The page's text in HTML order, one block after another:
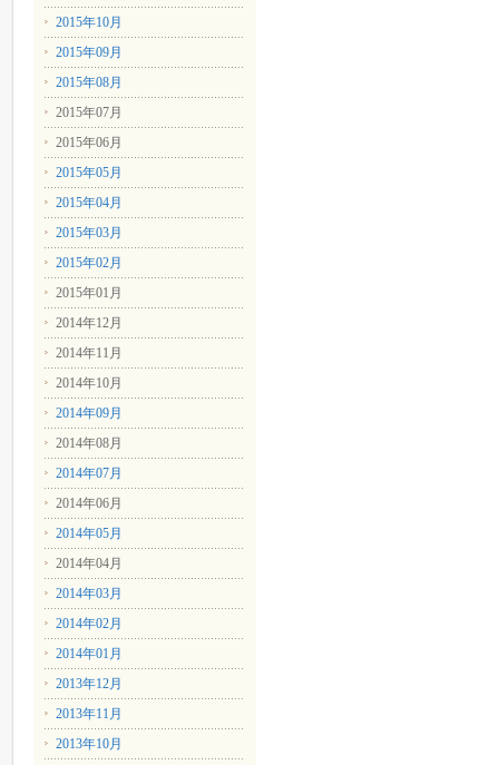
2015年10月
2015年09月
2015年08月
2015年07月
2015年06月
2015年05月
2015年04月
2015年03月
2015年02月
2015年01月
2014年12月
2014年11月
2014年10月
2014年09月
2014年08月
2014年07月
2014年06月
2014年05月
2014年04月
2014年03月
2014年02月
2014年01月
2013年12月
2013年11月
2013年10月